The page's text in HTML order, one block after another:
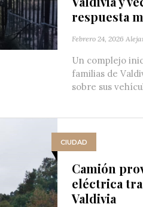
respuesta
Febrero 24, 2026
Un complejo
familias de
sobre sus
CIUDAD
Camión
eléctrica
Valdivia